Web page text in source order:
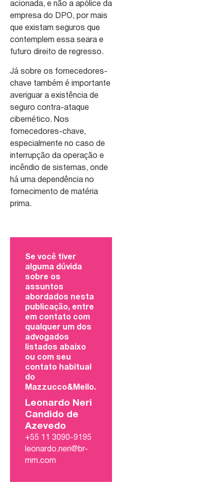
acionada, e não a apólice da
empresa do DPO, por mais
que existam seguros que
contemplem essa seara e
futuro direito de regresso.
Já sobre os fornecedores-
chave também é importante
averiguar a existência de
seguro contra-ataque
cibernético. Nos
fornecedores-chave,
especialmente no caso de
interrupção da operação e
incêndio de sistemas, onde
há uma dependência no
fornecimento de matéria
prima.
Se você tiver
alguma dúvida
sobre os
assuntos
abordados nesta
publicação, entre
em contato com
qualquer um dos
advogados
listados abaixo
ou com seu
contato habitual
do
Mazzucco&Mello.
Leonardo Neri
Candido de
Azevedo
+55 11 3090-9195
leonardo.neri@br-
mm.com